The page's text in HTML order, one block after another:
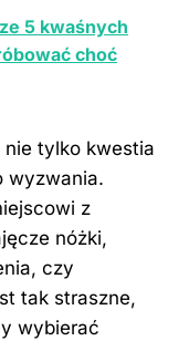
5 kwaśnych
choć
tylko kwestia
wyzwania.
z
nóżki,
czy
tak straszne,
wybierać